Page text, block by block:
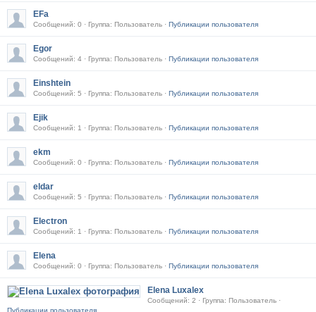
EFa
Сообщений: 0 · Группа: Пользователь · Публикации пользователя
Egor
Сообщений: 4 · Группа: Пользователь · Публикации пользователя
Einshtein
Сообщений: 5 · Группа: Пользователь · Публикации пользователя
Ejik
Сообщений: 1 · Группа: Пользователь · Публикации пользователя
ekm
Сообщений: 0 · Группа: Пользователь · Публикации пользователя
eldar
Сообщений: 5 · Группа: Пользователь · Публикации пользователя
Electron
Сообщений: 1 · Группа: Пользователь · Публикации пользователя
Elena
Сообщений: 0 · Группа: Пользователь · Публикации пользователя
Elena Luxalex
Сообщений: 2 · Группа: Пользователь ·
Публикации пользователя